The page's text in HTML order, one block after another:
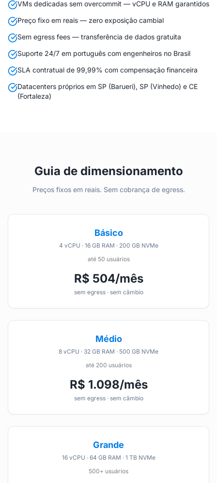
VMs dedicadas sem overcommit — vCPU e RAM garantidos
Preço fixo em reais — zero exposição cambial
Sem egress fees — transferência de dados gratuita
Suporte 24/7 em português com engenheiros no Brasil
SLA contratual de 99,99% com compensação financeira
Datacenters próprios em SP (Barueri), SP (Vinhedo) e CE
(Fortaleza)
Guia de dimensionamento
Preços fixos em reais. Sem cobrança de egress.
Básico
4 vCPU · 16 GB RAM · 200 GB NVMe
até 50 usuários
R$ 504/mês
sem egress · sem câmbio
Médio
8 vCPU · 32 GB RAM · 500 GB NVMe
até 200 usuários
R$ 1.098/mês
sem egress · sem câmbio
Grande
16 vCPU · 64 GB RAM · 1 TB NVMe
500+ usuários